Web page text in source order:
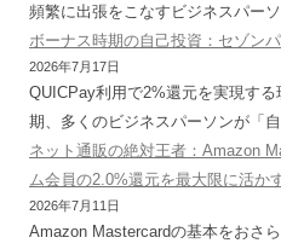
頻繁に出張をこなすビジネスパー
ボーナス時期の自己投資：セゾン
2026年7月17日
QUICPay利用で2%還元を実現す
期、多くのビジネスパーソンが「
ネット通販の絶対王者：Amazon
ム会員の2.0%還元を最大限に活か
2026年7月11日
Amazon Mastercardの基本をおさ